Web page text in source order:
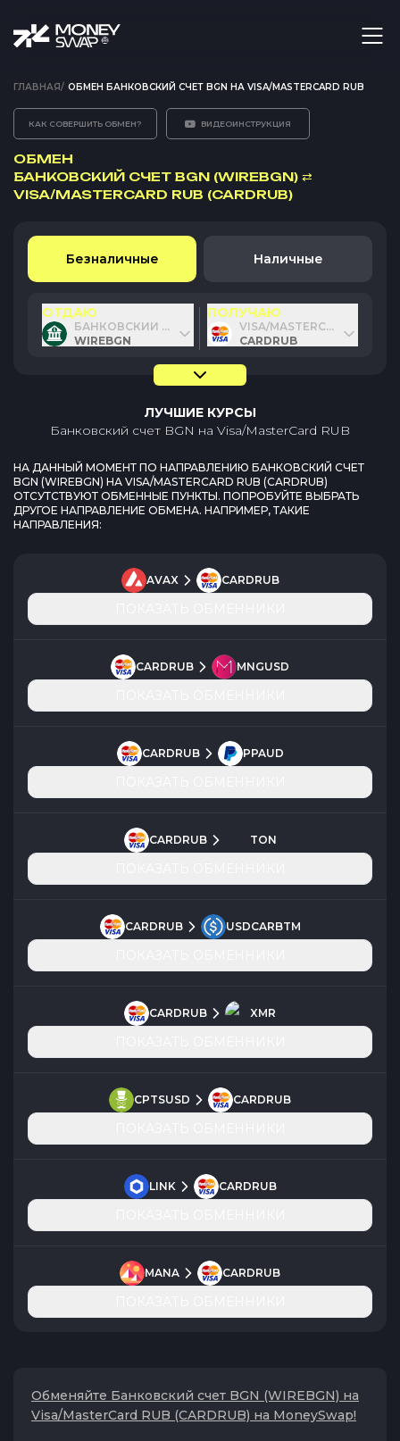
ГЛАВНАЯ/ ОБМЕН БАНКОВСКИЙ СЧЕТ BGN НА VISA/MASTERCARD RUB
КАК СОВЕРШИТЬ ОБМЕН? ВИДЕОИНСТРУКЦИЯ
ОБМЕН
БАНКОВСКИЙ СЧЕТ BGN (WIREBGN) ⇄
VISA/MASTERCARD RUB (CARDRUB)
Безналичные Наличные
ОТДАЮ
БАНКОВСКИЙ СЧЕТ BGN
WIREBGN
ПОЛУЧАЮ
VISA/MASTERCARD RUB
CARDRUB
ЛУЧШИЕ КУРСЫ
Банковский счет BGN на Visa/MasterCard RUB
НА ДАННЫЙ МОМЕНТ ПО НАПРАВЛЕНИЮ БАНКОВСКИЙ СЧЕТ
BGN (WIREBGN) НА VISA/MASTERCARD RUB (CARDRUB)
ОТСУТСТВУЮТ ОБМЕННЫЕ ПУНКТЫ. ПОПРОБУЙТЕ ВЫБРАТЬ
ДРУГОЕ НАПРАВЛЕНИЕ ОБМЕНА. НАПРИМЕР, ТАКИЕ
НАПРАВЛЕНИЯ:
AVAX CARDRUB
CARDRUB MNGUSD
CARDRUB PPAUD
CARDRUB TON
CARDRUB USDCARBTM
CARDRUB XMR
CPTSUSD CARDRUB
LINK CARDRUB
MANA CARDRUB
Обменяйте Банковский счет BGN (WIREBGN) на
Visa/MasterCard RUB (CARDRUB) на MoneySwap!